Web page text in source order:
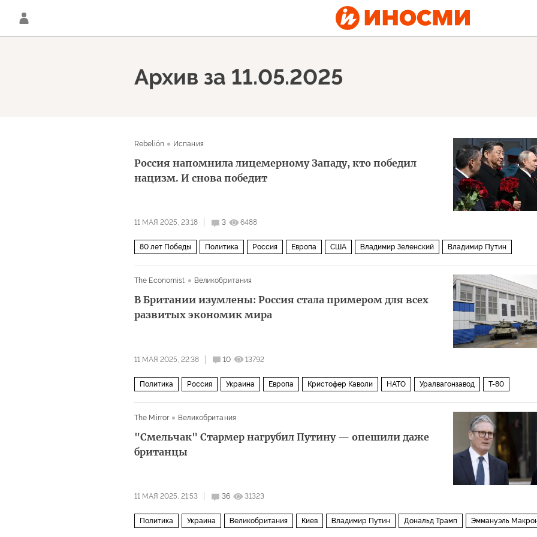
Архив за 11.05.2025
Rebelión Испания
Россия напомнила лицемерному Западу, кто победил
нацизм. И снова победит
11 МАЯ 2025, 23:18 3 6488
80 лет Победы Политика Россия Европа США Владимир Зеленский Владимир Путин
The Economist
Великобритания
В Британии изумлены: Россия стала примером для всех
развитых экономик мира
11 МАЯ 2025, 22:38 10 13792
Политика Россия Украина Европа Кристофер Каволи НАТО Уралвагонзавод Т-80
The Mirror Великобритания
"Смельчак" Стармер нагрубил Путину — опешили даже
британцы
11 МАЯ 2025, 21:53 36 31323
Политика Украина Великобритания Киев Владимир Путин Дональд Трамп Эммануэль